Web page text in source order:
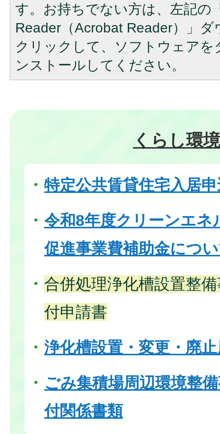
す。お持ちでない方は、左記の
Reader（Acrobat Reader）」
クリックして、ソフトウェア
ンストールしてください。
くらし環
特定公共賃貸住宅入居
令和8年度クリーンエネ
促進事業費補助金につ
合併処理浄化槽設置整
付申請書
浄化槽設置・変更・廃
ごみ集積場周辺環境整
付関係書類